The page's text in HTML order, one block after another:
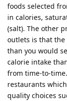
foods selected
in calories,
(salt). The other
outlets is that
than you would
calorie intake
from time-to-
restaurants
quality choices